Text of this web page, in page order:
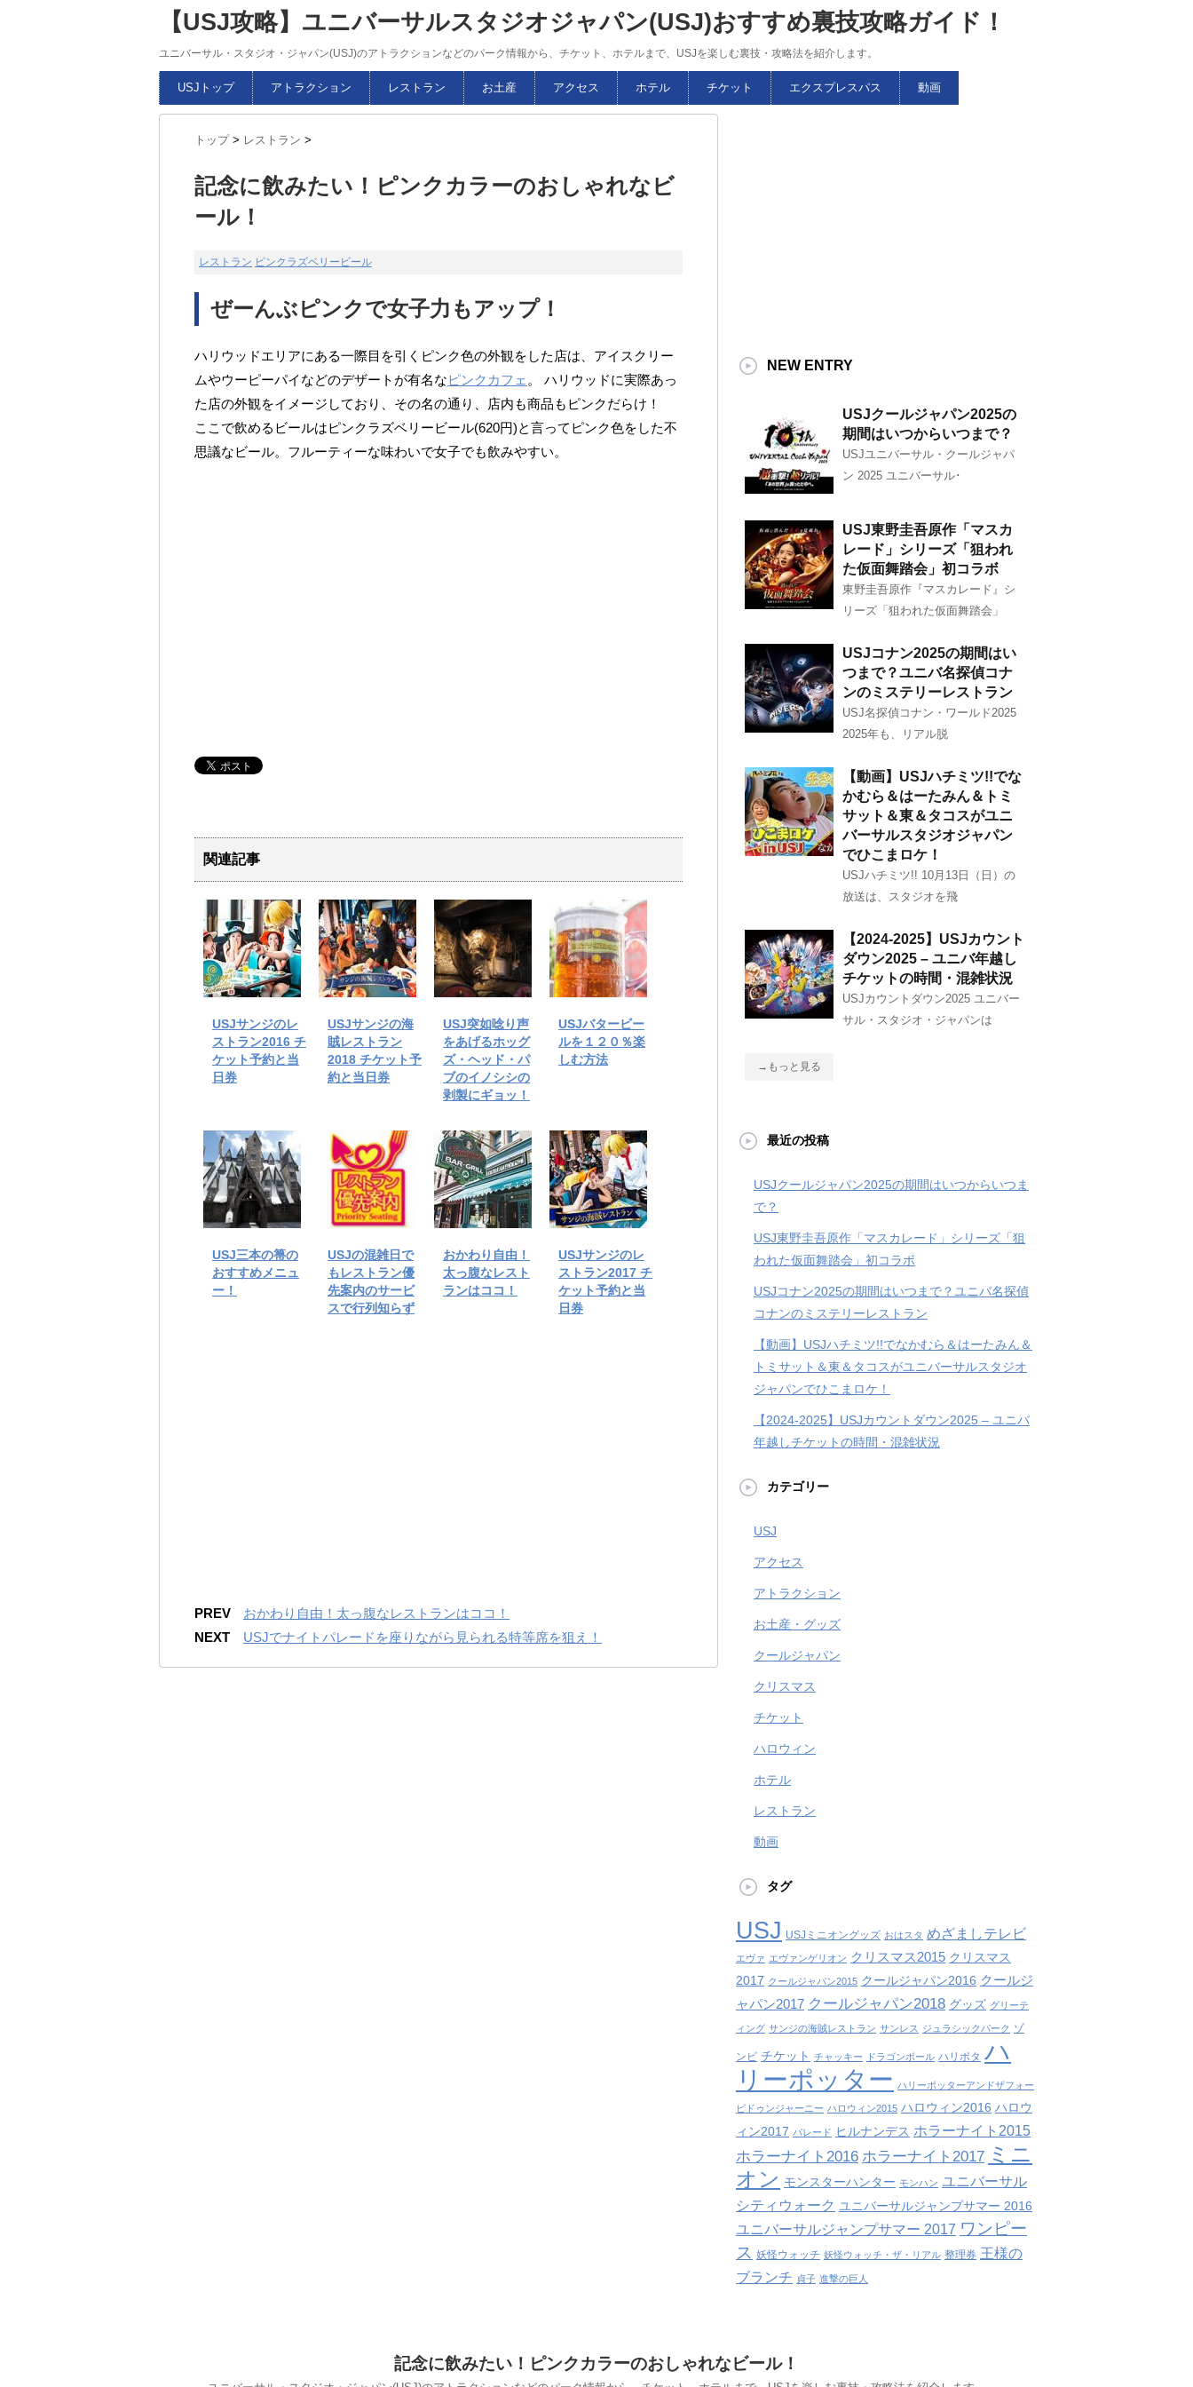
【USJ攻略】ユニバーサルスタジオジャパン(USJ)おすすめ裏技攻略ガイド！
ユニバーサル・スタジオ・ジャパン(USJ)のアトラクションなどのパーク情報から、チケット、ホテルまで、USJを楽しむ裏技・攻略法を紹介します。
USJトップ アトラクション レストラン お土産 アクセス ホテル チケット エクスプレスパス 動画
トップ > レストラン >
記念に飲みたい！ピンクカラーのおしゃれなビ
ール！
レストラン ピンクラズベリービール
ぜーんぶピンクで女子力もアップ！
ハリウッドエリアにある一際目を引くピンク色の外観をした店は、アイスクリー
ムやウーピーパイなどのデザートが有名なピンクカフェ 。 ハリウッドに実際あっ
た店の外観をイメージしており、その名の通り、店内も商品もピンクだらけ！
ここで飲めるビールはピンクラズベリービール(620円)と言ってピンク色をした不
思議なビール。フルーティーな味わいで女子でも飲みやすい。
関連記事
USJサンジのレ
ストラン2016 チ
ケット予約と当
日券
USJサンジの海
賊レストラン
2018 チケット予
約と当日券
USJ突如唸り声
をあげるホッグ
ズ・ヘッド・パ
ブのイノシシの
剥製にギョッ！
USJバタービー
ルを１２０％楽
しむ方法
USJ三本の箒の
おすすめメニュ
ー！
USJの混雑日で
もレストラン優
先案内のサービ
スで行列知らず
おかわり自由！
太っ腹なレスト
ランはココ！
USJサンジのレ
ストラン2017 チ
ケット予約と当
日券
PREV
おかわり自由！太っ腹なレストランはココ！
NEXT
USJでナイトパレードを座りながら見られる特等席を狙え！
NEW ENTRY
USJクールジャパン2025の
期間はいつからいつまで？
USJユニバーサル・クールジャパ
ン 2025 ユニバーサル･
USJ東野圭吾原作「マスカ
レード」シリーズ「狙われ
た仮面舞踏会」初コラボ
東野圭吾原作『マスカレード』シ
リーズ「狙われた仮面舞踏会」
USJコナン2025の期間はい
つまで？ユニバ名探偵コナ
ンのミステリーレストラン
USJ名探偵コナン・ワールド2025
2025年も、リアル脱
【動画】USJハチミツ!!でな
かむら＆はーたみん＆トミ
サット＆東＆タコスがユニ
バーサルスタジオジャパン
でひこまロケ！
USJハチミツ!! 10月13日（日）の
放送は、スタジオを飛
【2024-2025】USJカウント
ダウン2025 – ユニバ年越し
チケットの時間・混雑状況
USJカウントダウン2025 ユニバー
サル・スタジオ・ジャパンは
→もっと見る
最近の投稿
USJクールジャパン2025の期間はいつからいつま
で？
USJ東野圭吾原作「マスカレード」シリーズ「狙
われた仮面舞踏会」初コラボ
USJコナン2025の期間はいつまで？ユニバ名探偵
コナンのミステリーレストラン
【動画】USJハチミツ!!でなかむら＆はーたみん＆
トミサット＆東＆タコスがユニバーサルスタジオ
ジャパンでひこまロケ！
【2024-2025】USJカウントダウン2025 – ユニバ
年越しチケットの時間・混雑状況
カテゴリー
USJ
アクセス
アトラクション
お土産・グッズ
クールジャパン
クリスマス
チケット
ハロウィン
ホテル
レストラン
動画
タグ
USJ USJミニオングッズ おはスタ めざましテレビ
エヴァ エヴァンゲリオン クリスマス2015 クリスマス
2017 クールジャパン2015 クールジャパン2016 クールジ
ャパン2017 クールジャパン2018 グッズ グリーテ
ィング サンジの海賊レストラン サンレス ジュラシックパーク ゾ
ンビ チケット チャッキー ドラゴンボール ハリポタ ハ
リーポッター ハリーポッターアンドザフォー
ビドゥンジャーニー ハロウィン2015 ハロウィン2016 ハロウ
ィン2017 パレード ヒルナンデス ホラーナイト2015
ホラーナイト2016 ホラーナイト2017 ミニ
オン モンスターハンター モンハン ユニバーサル
シティウォーク ユニバーサルジャンプサマー 2016
ユニバーサルジャンプサマー 2017 ワンピー
ス 妖怪ウォッチ 妖怪ウォッチ・ザ・リアル 整理券 王様の
ブランチ 貞子 進撃の巨人
記念に飲みたい！ピンクカラーのおしゃれなビール！